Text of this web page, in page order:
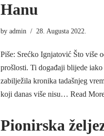
Hanu
by admin 28. Augusta 2022.
Piše: Srećko Ignjatović Što više
prošlosti. Ti događaji blijede
zabilježila kronika tadašnjeg
koji danas više nisu… Read
Pionirska